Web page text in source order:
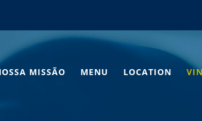
MISSÃO MENU LOCATION